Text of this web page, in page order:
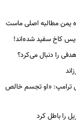
یمن مطالبه اصلی ماست
کاخ سفید شده‌اند!
ترامپ: «او تجسم خالص
را باطل کرد